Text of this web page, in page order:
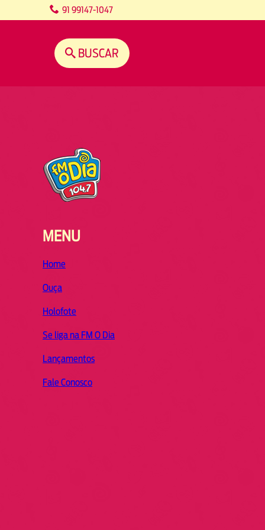
91 99147-1047
BUSCAR
MENU
Home
Ouça
Holofote
Se liga na FM O Dia
Lançamentos
Fale Conosco